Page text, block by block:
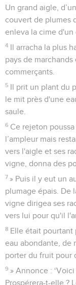
Un grand aigle,
couvert de plumes
enleva la cime d'un
4 Il arracha la plus
pays de
commerçants.
5 Il prit un plant du
le mit près d'une
saule.
6 Ce rejeton
l’ampleur mais
vers l'aigle et ses
vigne, donna des
7 » Puis il y eut un
plumage épais. De
vigne dirigea ses
vers lui pour qu'il
8 Elle était pourtant
eau abondante, de
porter du fruit pour
9 » Annonce :
Prospérera-t-elle ?